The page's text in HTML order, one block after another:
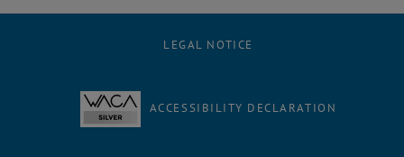
LEGAL NOTICE
ACCESSIBILITY DECLARATION